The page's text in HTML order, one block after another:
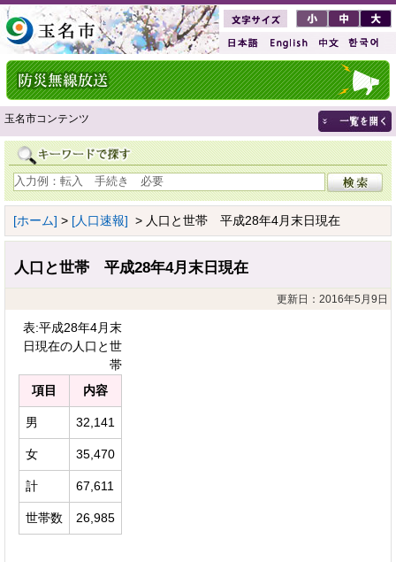
玉名市コンテンツ
[ホーム] > [人口速報] > 人口と世帯 平成28年4月末日現在
人口と世帯 平成28年4月末日現在
更新日：2016年5月9日
表:平成28年4月末
日現在の人口と世
帯
項目
内容
男 32,141
女 35,470
計 67,611
世帯数 26,985